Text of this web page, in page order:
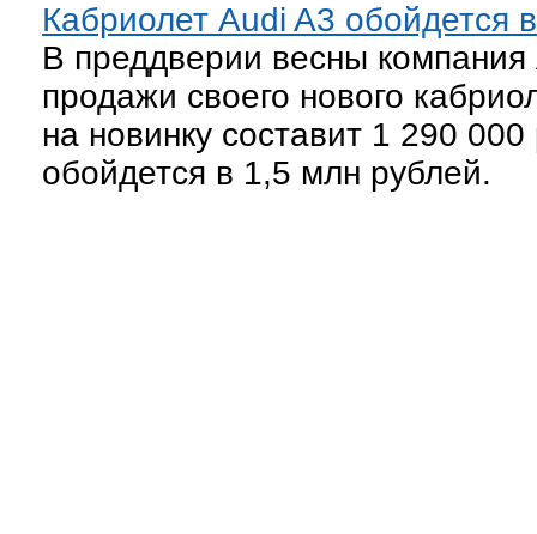
Кабриолет Audi A3 обойдется
В преддверии весны
продажи своего нового
на новинку составит 1 290
обойдется в 1,5 млн рублей.